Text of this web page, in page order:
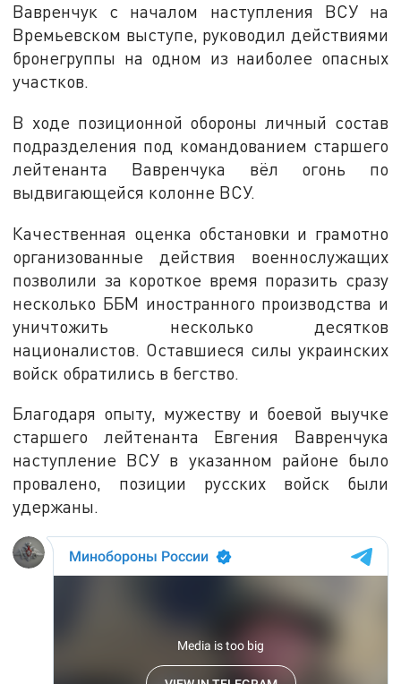
Вавренчук с началом наступления ВСУ на
Времьевском выступе, руководил действиями
бронегруппы на одном из наиболее опасных
участков.
В ходе позиционной обороны личный состав
подразделения под командованием старшего
лейтенанта Вавренчука вёл огонь по
выдвигающейся колонне ВСУ.
Качественная оценка обстановки и грамотно
организованные действия военнослужащих
позволили за короткое время поразить сразу
несколько ББМ иностранного производства и
уничтожить несколько десятков
националистов. Оставшиеся силы украинских
войск обратились в бегство.
Благодаря опыту, мужеству и боевой выучке
старшего лейтенанта Евгения Вавренчука
наступление ВСУ в указанном районе было
провалено, позиции русских войск были
удержаны.